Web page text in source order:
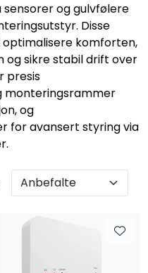
og gulvfølere
Disse
komforten,
sikre stabil drift over
presis
monteringsrammer
og
for avansert styring via